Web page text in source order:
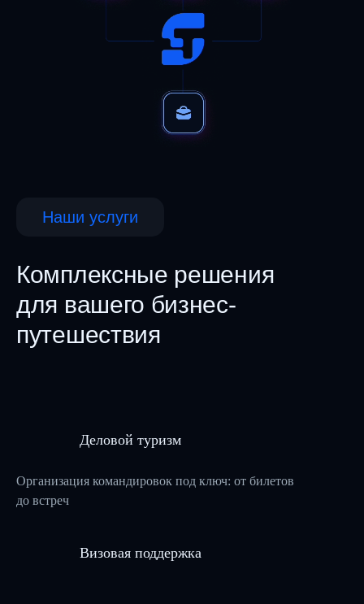
для деловых поездок
Организация командировок под ключ:
Комплексные решения
для вашего бизнес-
путешествия
Наши услуги
Деловой туризм
Организация командировок под ключ: от билетов
до встреч
Визовая поддержка